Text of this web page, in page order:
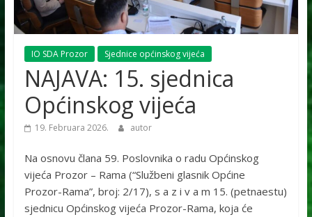
IO SDA Prozor Sjednice općinskog vijeća
NAJAVA: 15. sjednica
Općinskog vijeća
19. Februara 2026. autor
Na osnovu člana 59. Poslovnika o radu Općinskog
vijeća Prozor – Rama (“Službeni glasnik Općine
Prozor-Rama”, broj: 2/17), s a z i v a m 15. (petnaestu)
sjednicu Općinskog vijeća Prozor-Rama, koja će